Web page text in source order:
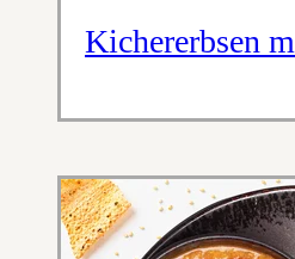
Kichererbsen